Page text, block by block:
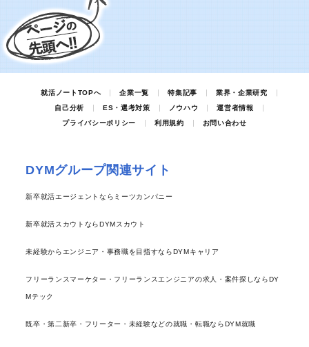
就活ノートTOPへ 企業一覧 特集記事
業界・企業研究
自己分析
ES・選考対策 ノウハウ
運営者情報
プライバシーポリシー
利用規約 お問い合わせ
DYMグループ関連サイト
新卒就活エージェントならミーツカンパニー
新卒就活スカウトならDYMスカウト
未経験からエンジニア・事務職を目指すならDYMキャリア
フリーランスマーケター・フリーランスエンジニアの求人・案件探しならDY
Mテック
既卒・第二新卒・フリーター・未経験などの就職・転職ならDYM就職